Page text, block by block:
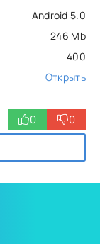
Android 5.0
246 Mb
400
Открыть
0 0